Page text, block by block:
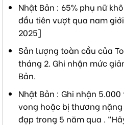
Nhật Bản : 65% phụ nữ
đầu tiên vượt qua nam
2025]
Sản lượng toàn cầu của
tháng 2. Ghi nhận mức
Bản.
Nhật Bản : Ghi nhận
vong hoặc bị thương
đạp trong 5 năm qua .